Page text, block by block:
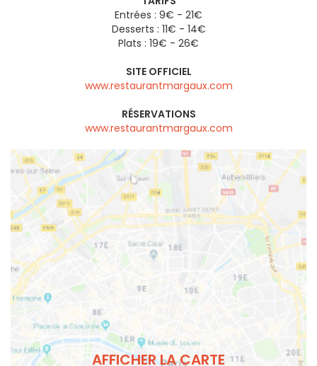
Entrées : 9€ - 21€
Desserts : 11€ - 14€
Plats : 19€ - 26€
SITE OFFICIEL
www.restaurantmargaux.com
RÉSERVATIONS
www.restaurantmargaux.com
AFFICHER LA CARTE